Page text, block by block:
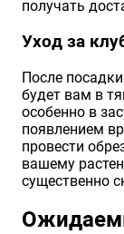
получать
Уход за
После
будет вам в
особенно в
появлением
провести
вашему
существенно